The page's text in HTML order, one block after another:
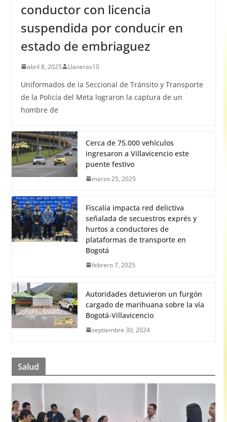
conductor con licencia
suspendida por conducir en
estado de embriaguez
abril 8, 2025 Llaneras10
Uniformados de la Seccional de Tránsito y Transporte
de la Policía del Meta lograron la captura de un
hombre de
Cerca de 75.000 vehículos
ingresaron a Villavicencio este
puente festivo
marzo 25, 2025
Fiscalía impacta red delictiva
señalada de secuestros exprés y
hurtos a conductores de
plataformas de transporte en
Bogotá
febrero 7, 2025
Autoridades detuvieron un furgón
cargado de marihuana sobre la vía
Bogotá-Villavicencio
septiembre 30, 2024
Salud